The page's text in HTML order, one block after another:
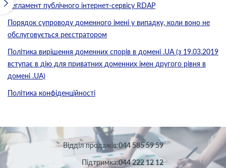
Регламент публічного інтернет-сервісу RDAP
Порядок супроводу доменного імені у випадку, коли воно не
обслуговується реєстратором
Політика вирішення доменних спорів в домені .UA (з 19.03.2019
вступає в дію для приватних доменних імен другого рівня в
домені .UA)
Політика конфіденційності
Вiддiл продажів:044 585 59 59
Підтримка:044 222 12 12